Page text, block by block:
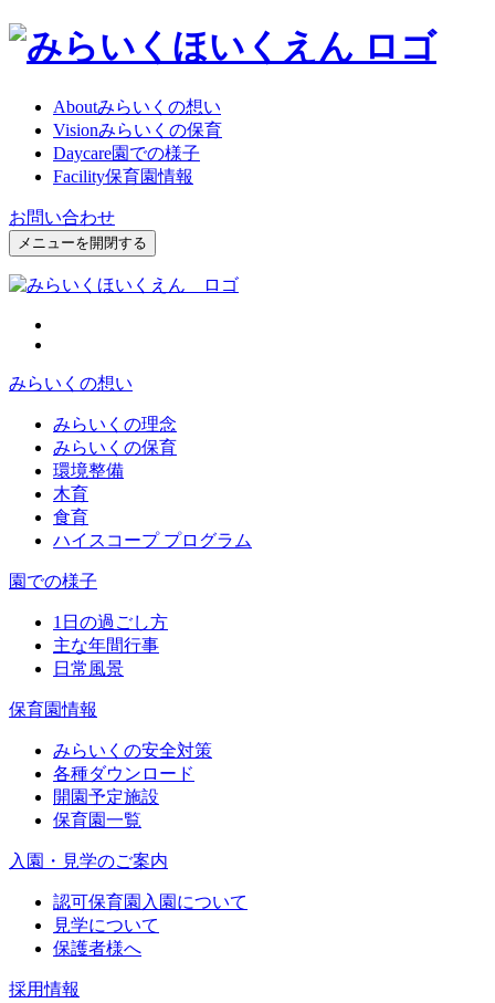
Aboutみらいくの想い
Visionみらいくの保育
Daycare園での様子
Facility保育園情報
お問い合わせ
メニューを開閉する
みらいくの想い
みらいくの理念
みらいくの保育
環境整備
木育
食育
ハイスコープ プログラム
園での様子
1日の過ごし方
主な年間行事
日常風景
保育園情報
みらいくの安全対策
各種ダウンロード
開園予定施設
保育園一覧
入園・見学のご案内
認可保育園入園について
見学について
保護者様へ
採用情報